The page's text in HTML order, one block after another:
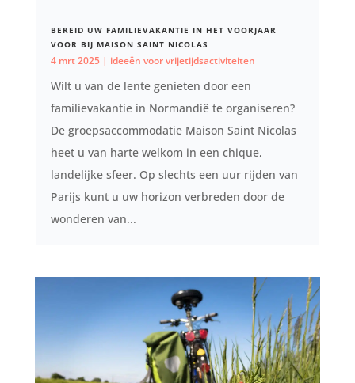
BEREID UW FAMILIEVAKANTIE IN HET VOORJAAR
VOOR BIJ MAISON SAINT NICOLAS
4 mrt 2025| ideeën voor vrijetijdsactiviteiten
Wilt u van de lente genieten door een
familievakantie in Normandië te organiseren?
De groepsaccommodatie Maison Saint Nicolas
heet u van harte welkom in een chique,
landelijke sfeer. Op slechts een uur rijden van
Parijs kunt u uw horizon verbreden door de
wonderen van...